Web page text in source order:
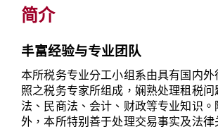
简介
丰富经验与专业团队
本所税务专业分工小组系由具有国内外
照之税务专家所组成，娴熟处理租税
法、民商法、会计、财政等专业知识
外，本所特别善于处理交易事实及法律